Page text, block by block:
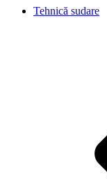
Tehnică sudare